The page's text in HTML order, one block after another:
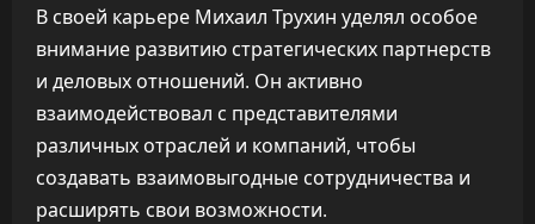
В своей карьере Михаил Трухин уделял особое
внимание развитию стратегических партнерств
и деловых отношений. Он активно
взаимодействовал с представителями
различных отраслей и компаний, чтобы
создавать взаимовыгодные сотрудничества и
расширять свои возможности.